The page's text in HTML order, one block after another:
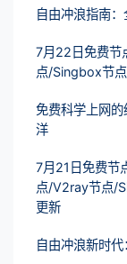
自由冲浪指南
7月22日免费节
点/Singbox节
免费科学上网
洋
7月21日免费
点/V2ray节点/
更新
自由冲浪新时